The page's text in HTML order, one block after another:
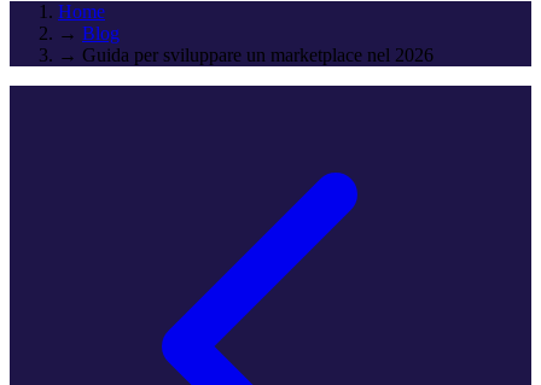
Home
→ Blog
→ Guida per sviluppare un marketplace nel 2026